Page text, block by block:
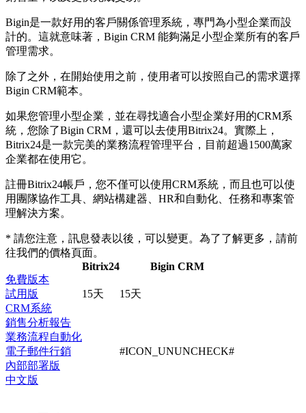
Bigin是一款好用的客戶關係管理系統，專門為小型企業而設
計的。這就意味著，Bigin CRM 能夠滿足小型企業所有的客戶
管理需求。
除了之外，在開始使用之前，使用者可以按照自己的需求選擇
Bigin CRM範本。
如果您管理小型企業，並在尋找適合小型企業好用的CRM系
統，您除了Bigin CRM，還可以去使用Bitrix24。實際上，
Bitrix24是一款完美的業務流程管理平台，目前超過1500萬家
企業都在使用它。
註冊Bitrix24帳戶，您不僅可以使用CRM系統，而且也可以使
用團隊協作工具、網站構建器、HR和自動化、任務和專案管
理解決方案。
* 請您注意，訊息發表以後，可以變更。為了了解更多，請前
往我們的價格頁面。
Bitrix24
Bigin CRM
免費版本
試用版
15天
15天
CRM系統
銷售分析報告
業務流程自動化
電子郵件行銷
#ICON_UNUNCHECK#
內部部署版
中文版